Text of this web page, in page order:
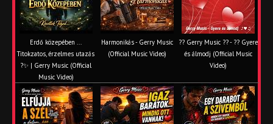
Erdő közepében ...
Titokzatos, érzelmes utazás
?✨ | Gerry Music (Official
Music Video)
Harmonikás - Gerry Music
(Official Music Video)
?? Gerry Music ?? - ?? Gyere
és álmodj (Official Music
Video)